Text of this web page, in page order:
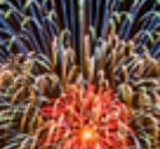
여성알바
초보자
유흥알바
채용중
유흥알바
가이드
업소알바
알아보기
강남마사
지알바
스웨디시
알바